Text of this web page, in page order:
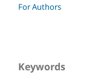
For Authors
Keywords